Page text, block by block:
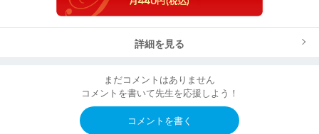
詳細を見る
まだコメントはありません
コメントを書いて先生を応援しよう！
コメントを書く